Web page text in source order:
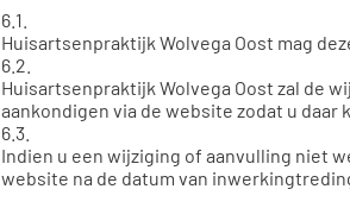
6.1.
Huisartsenpraktijk Wolvega Oost mag
6.2.
Huisartsenpraktijk Wolvega Oost zal de
aankondigen via de website zodat u
6.3.
Indien u een wijziging of aanvulling niet
website na de datum van